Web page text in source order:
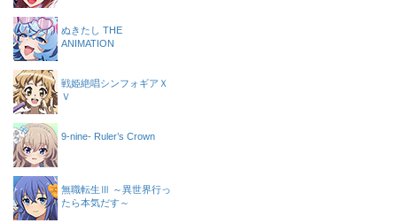
ぬきたし THE
ANIMATION
戦姫絶唱シンフォギアＸ
Ｖ
9-nine- Ruler’s Crown
無職転生Ⅲ ～異世界行っ
たら本気だす～